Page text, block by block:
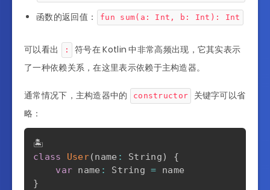
函数的返回值： fun sum(a: Int, b: Int): Int
可以看出 :
符号在 Kotlin 中非常高频出现，它其实表示
了一种依赖关系，在这里表示依赖于主构造器。
通常情况下，主构造器中的 constructor
关键字可以省
略：
class
User(name : String)
{
var name : String =
}